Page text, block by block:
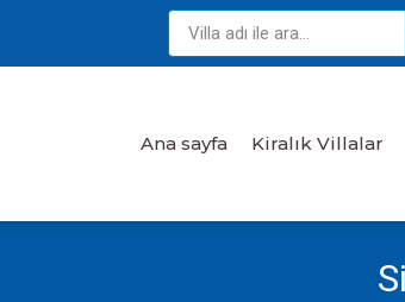
Ana sayfa Kiralık Villalar